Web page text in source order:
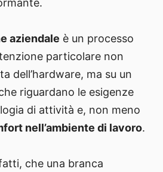
aziendale è un processo
particolare non
dell’hardware, ma su un
riguardano le esigenze
di attività e, non meno
nell’ambiente di lavoro.
che una branca